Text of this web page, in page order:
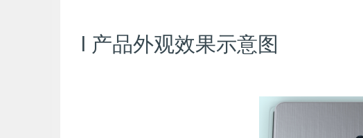
l 产品外观效果示意图